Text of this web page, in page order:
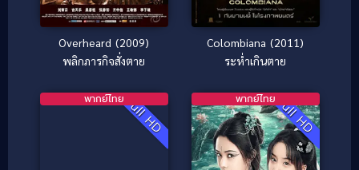
Overheard (2009)
พลิกภารกิจสั่งตาย
Colombiana (2011)
ระห่ำเกินตาย
Full HD
พากย์ไทย Full HD
พากย์ไทย